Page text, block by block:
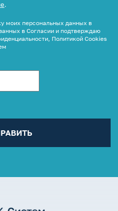
.
моих персональных данных в
в Согласии и подтверждаю
Политикой Cookies